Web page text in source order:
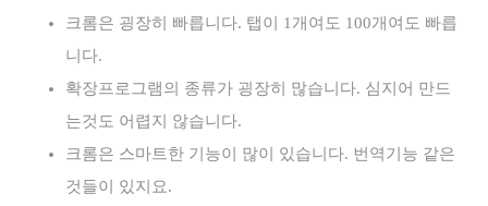
크롬은 굉장히 빠릅니다. 탭이 1개여도 100개여도 빠릅
니다.
확장프로그램의 종류가 굉장히 많습니다. 심지어 만드
는것도 어렵지 않습니다.
크롬은 스마트한 기능이 많이 있습니다. 번역기능 같은
것들이 있지요.